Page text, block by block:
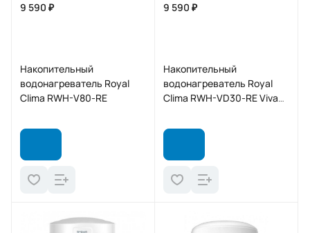
9 590 ₽
Накопительный
водонагреватель Royal
Clima RWH-V80-RE
9 590 ₽
Накопительный
водонагреватель Royal
Clima RWH-VD30-RE Viva